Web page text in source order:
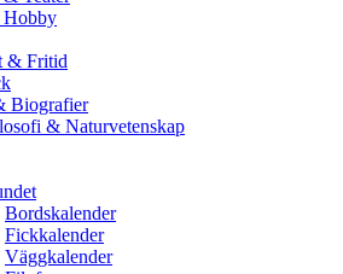
& Fritid
Biografier
& Naturvetenskap
Bordskalender
Fickkalender
Väggkalender